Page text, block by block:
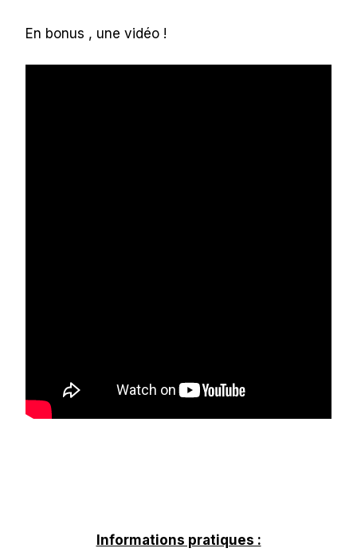
En bonus , une vidéo !
Informations pratiques :